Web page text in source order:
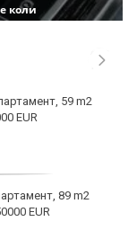
коли
59 m2
EUR
89 m2
EUR